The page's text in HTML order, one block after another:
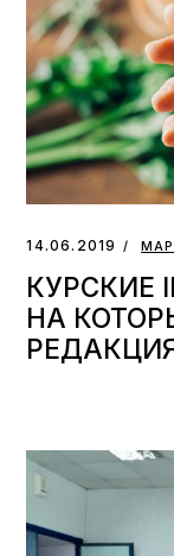
14.06.2019
КУРСКИЕ
НА